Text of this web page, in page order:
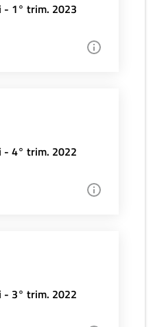
- 1° trim. 2023
- 4° trim. 2022
- 3° trim. 2022